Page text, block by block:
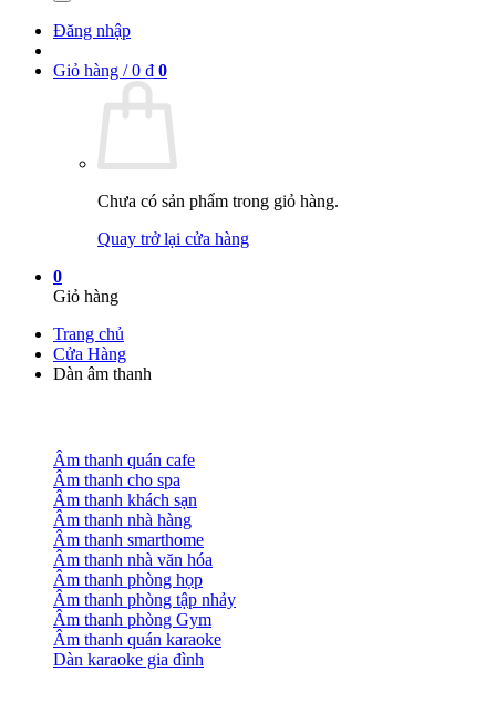
Đăng nhập
Giỏ hàng /0 ₫ 0
Chưa có sản phẩm trong giỏ hàng.
Quay trở lại cửa hàng
0
Giỏ hàng
Trang chủ
Cửa Hàng
Dàn âm thanh
Âm thanh quán cafe
Âm thanh cho spa
Âm thanh khách sạn
Âm thanh nhà hàng
Âm thanh smarthome
Âm thanh nhà văn hóa
Âm thanh phòng họp
Âm thanh phòng tập nhảy
Âm thanh phòng Gym
Âm thanh quán karaoke
Dàn karaoke gia đình